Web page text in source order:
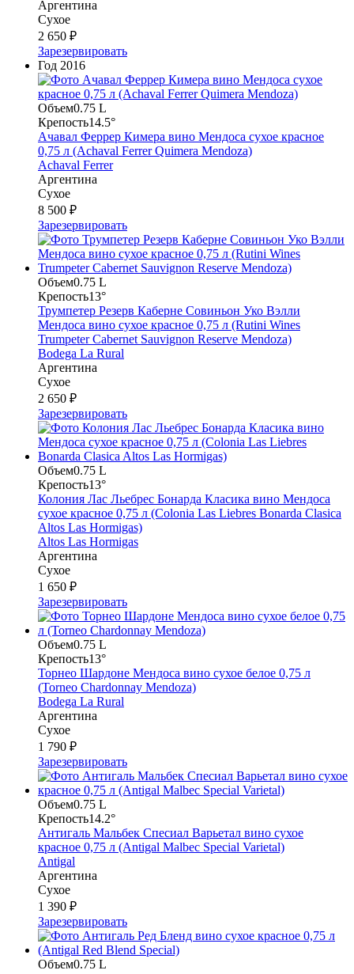
Аргентина
Сухое
2 650 ₽
Зарезервировать
Год 2016
Объем0.75 L
Крепость14.5°
Ачавал Феррер Кимера вино Мендоса сухое красное
0,75 л (Achaval Ferrer Quimera Mendoza)
Achaval Ferrer
Аргентина
Сухое
8 500 ₽
Зарезервировать
Объем0.75 L
Крепость13°
Трумпетер Резерв Каберне Совиньон Уко Вэлли
Мендоса вино сухое красное 0,75 л (Rutini Wines
Trumpeter Cabernet Sauvignon Reserve Mendoza)
Bodega La Rural
Аргентина
Сухое
2 650 ₽
Зарезервировать
Объем0.75 L
Крепость13°
Колония Лас Льебрес Бонарда Класика вино Мендоса
сухое красное 0,75 л (Colonia Las Liebres Bonarda Clasica
Altos Las Hormigas)
Altos Las Hormigas
Аргентина
Сухое
1 650 ₽
Зарезервировать
Объем0.75 L
Крепость13°
Торнео Шардоне Мендоса вино сухое белое 0,75 л
(Torneo Chardonnay Mendoza)
Bodega La Rural
Аргентина
Сухое
1 790 ₽
Зарезервировать
Объем0.75 L
Крепость14.2°
Антигаль Мальбек Спесиал Варьетал вино сухое
красное 0,75 л (Antigal Malbec Special Varietal)
Antigal
Аргентина
Сухое
1 390 ₽
Зарезервировать
Объем0.75 L